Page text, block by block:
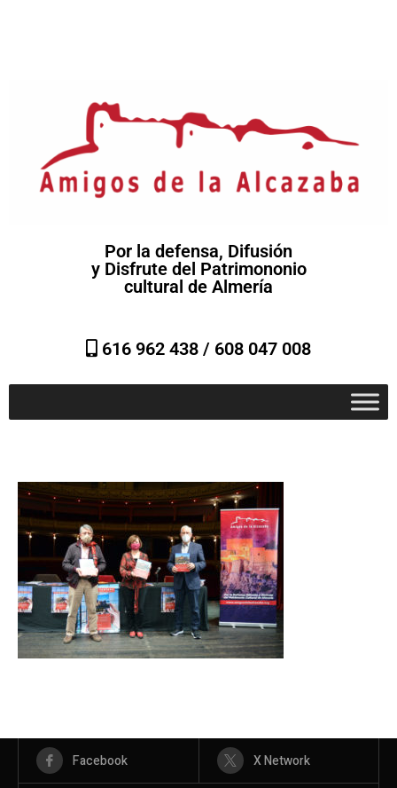
Por la defensa, Difusión
y Disfrute del Patrimononio
cultural de Almería
616 962 438 / 608 047 008
Facebook X Network